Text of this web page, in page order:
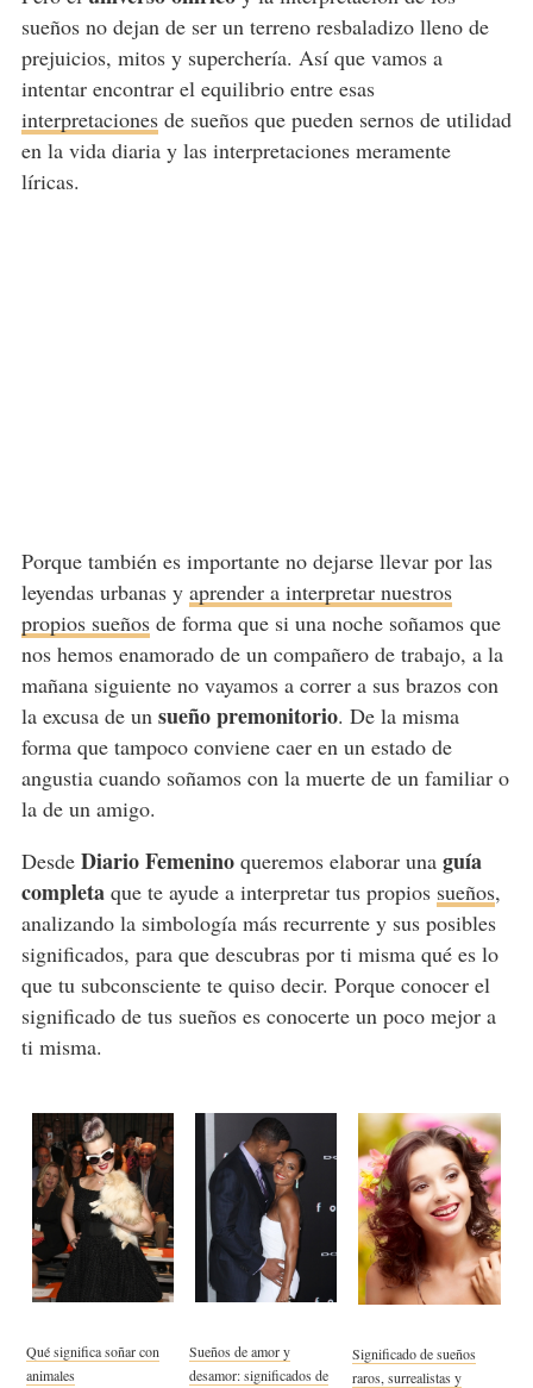
sueños no dejan de ser un terreno resbaladizo lleno de
prejuicios, mitos y superchería. Así que vamos a
intentar encontrar el equilibrio entre esas
interpretacionesde sueños que pueden sernos de utilidad
en la vida diaria y las interpretaciones meramente
líricas.
Porque también es importante no dejarse llevar por las
leyendas urbanas y aprender a interpretar nuestros
propios sueñosde forma que si una noche soñamos que
nos hemos enamorado de un compañero de trabajo, a la
mañana siguiente no vayamos a correr a sus brazos con
la excusa de un sueño premonitorio. De la misma
forma que tampoco conviene caer en un estado de
angustia cuando soñamos con la muerte de un familiar o
la de un amigo.
Desde Diario Femeninoqueremos elaborar una guía
completaque te ayude a interpretar tus propios sueños,
analizando la simbología más recurrente y sus posibles
significados, para que descubras por ti misma qué es lo
que tu subconsciente te quiso decir. Porque conocer el
significado de tus sueños es conocerte un poco mejor a
ti misma.
Qué significa soñar con
animales
Sueños de amor y
desamor: significados de
Significado de sueños
raros, surrealistas y